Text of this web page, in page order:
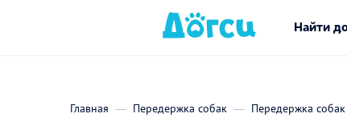
Найти
Главная Передержка собак Передержка